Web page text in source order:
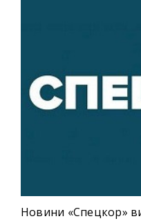
Новини «Спецкор»